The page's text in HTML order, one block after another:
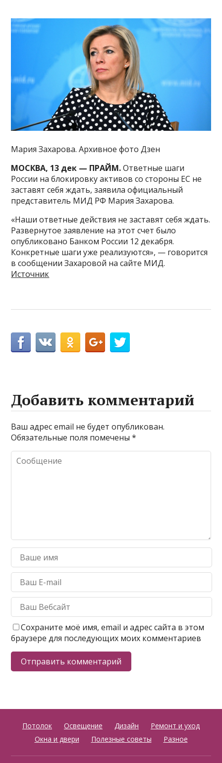
Мария Захарова. Архивное фото Дзен
МОСКВА, 13 дек — ПРАЙМ.Ответные шаги
России на блокировку активов со стороны ЕС не
заставят себя ждать, заявила официальный
представитель МИД РФ Мария Захарова.
«Наши ответные действия не заставят себя ждать.
Развернутое заявление на этот счет было
опубликовано Банком России 12 декабря.
Конкретные шаги уже реализуются», — говорится
в сообщении Захаровой на сайте МИД.
Источник
Добавить комментарий
Ваш адрес email не будет опубликован.
Обязательные поля помечены*
Сохраните моё имя, email и адрес сайта в этом
браузере для последующих моих комментариев
Потолок Освещение Дизайн
Ремонт и уход
Окна и двери
Полезные советы Разное